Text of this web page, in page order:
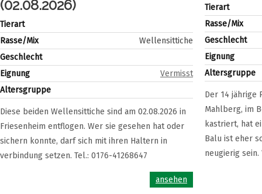
(02.08.2026)
Tierart
Rasse/Mix
Wellensittiche
Geschlecht
Eignung
Vermisst
Altersgruppe
Diese beiden Wellensittiche sind am 02.08.2026 in
Friesenheim entflogen. Wer sie gesehen hat oder
sichern konnte, darf sich mit ihren Haltern in
verbindung setzen. Tel.: 0176-41268647
ansehen
Tierart
Rasse/Mix
Geschlecht
Eignung
Altersgruppe
Der 14 jährige
Mahlberg, im
kastriert, hat
Balu ist eher
neugierig